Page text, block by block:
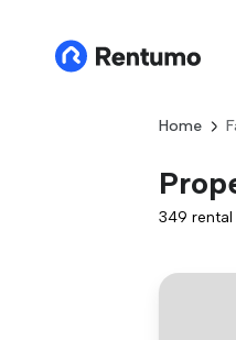
Home
349